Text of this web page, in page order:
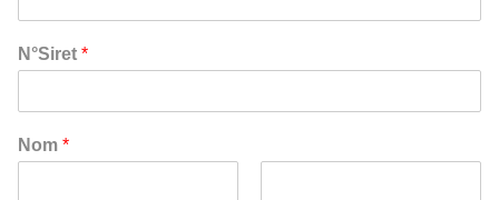
N°Siret *
Nom *